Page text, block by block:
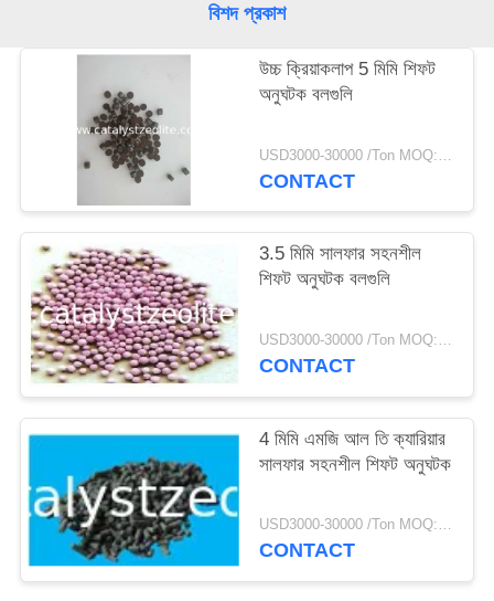
PRIVACY
POLICY
বিশদ প্রকাশ
উচ্চ ক্রিয়াকলাপ 5 মিমি শিফট
অনুঘটক বলগুলি
USD3000-30000 /Ton MOQ:1 কিলোগ্রাম
CONTACT
3.5 মিমি সালফার সহনশীল
শিফট অনুঘটক বলগুলি
USD3000-30000 /Ton MOQ:1 কিলোগ্রাম
CONTACT
4 মিমি এমজি আল তি ক্যারিয়ার
সালফার সহনশীল শিফট অনুঘটক
USD3000-30000 /Ton MOQ:1 কিলোগ্রাম
CONTACT